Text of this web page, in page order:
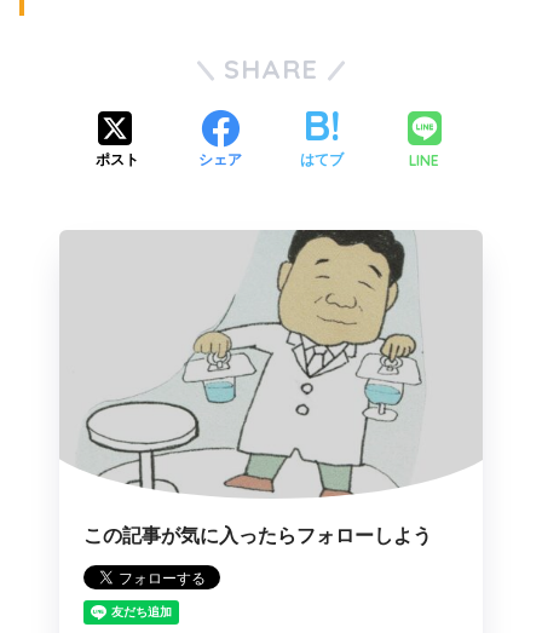
SHARE
ポスト シェア はてブ LINE
この記事が気に入ったらフォローしよう